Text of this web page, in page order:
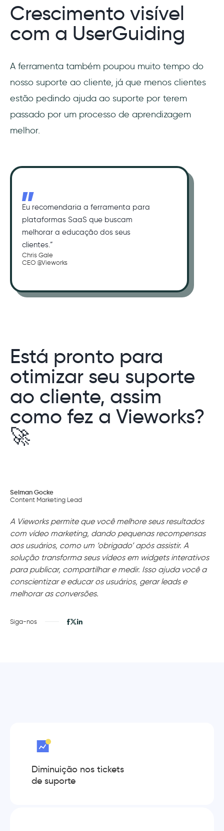
Crescimento visível
com a UserGuiding
A ferramenta também poupou muito tempo do
nosso suporte ao cliente, já que menos clientes
estão pedindo ajuda ao suporte por terem
passado por um processo de aprendizagem
melhor.
Eu recomendaria a ferramenta para
plataformas SaaS que buscam
melhorar a educação dos seus
clientes.”
Chris Gale
CEO @Vieworks
Está pronto para
otimizar seu suporte
ao cliente, assim
como fez a Vieworks?
🚀
Selman Gocke
Content Marketing Lead
A Vieworks permite que você melhore seus resultados
com vídeo marketing, dando pequenas recompensas
aos usuários, como um ‘obrigado’ após assistir. A
solução transforma seus vídeos em widgets interativos
para publicar, compartilhar e medir. Isso ajuda você a
conscientizar e educar os usuários, gerar leads e
melhorar as conversões.
Siga-nos
Diminuição nos tickets
de suporte